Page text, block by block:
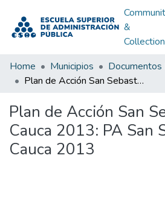
&
Home Municipios
Documentos
Plan de Acción San Sebastián Cauca 2013: PA San Sebastián Cauca 2013
Plan de Acción San
Cauca 2013: PA San
Cauca 2013